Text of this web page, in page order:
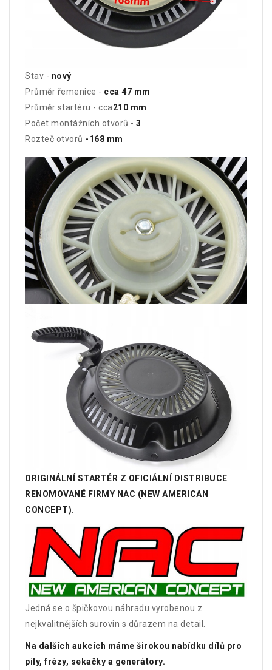
Stav - nový
Průměr řemenice - cca 47 mm
Průměr startéru - cca210 mm
Počet montážních otvorů - 3
Rozteč otvorů -168 mm
ORIGINÁLNÍ STARTÉR Z OFICIÁLNÍ DISTRIBUCE
RENOMOVANÉ FIRMY NAC (NEW AMERICAN
CONCEPT).
Jedná se o špičkovou náhradu vyrobenou z
nejkvalitnějších surovin s důrazem na detail.
Na dalších aukcích máme širokou nabídku dílů pro
pily, frézy, sekačky a generátory.